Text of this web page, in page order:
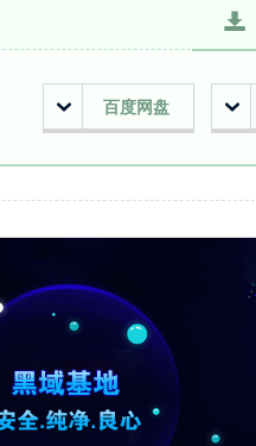
百度网盘